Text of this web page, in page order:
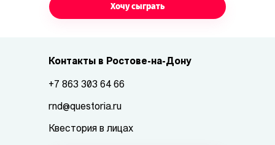
Хочу сыграть
Контакты в Ростове-на-Дону
+7 863 303 64 66
rnd@questoria.ru
Квестория в лицах